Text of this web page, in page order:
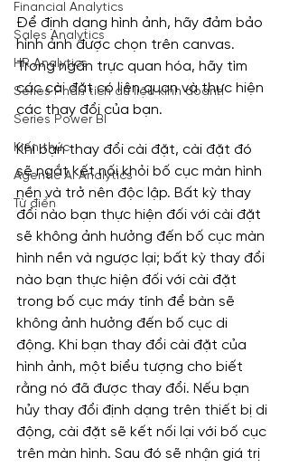
Financial Analytics
Sales Analytics
HR Analytics
Series Phân tích dữ liệu kinh doanh
Series Power BI
Kiến thức
Agentic AI Analytics
Từ điển
Để định dạng hình ảnh, hãy đảm bảo
hình ảnh được chọn trên canvas.
Trong ngăn trực quan hóa, hãy tìm
các cài đặt có liên quan và thực hiện
các thay đổi của bạn.
Khi bạn thay đổi cài đặt, cài đặt đó
sẽ ngắt kết nối khỏi bố cục màn hình
nền và trở nên độc lập. Bất kỳ thay
đổi nào bạn thực hiện đối với cài đặt
sẽ không ảnh hưởng đến bố cục màn
hình nền và ngược lại; bất kỳ thay đổi
nào bạn thực hiện đối với cài đặt
trong bố cục máy tính để bàn sẽ
không ảnh hưởng đến bố cục di
động. Khi bạn thay đổi cài đặt của
hình ảnh, một biểu tượng cho biết
rằng nó đã được thay đổi. Nếu bạn
hủy thay đổi định dạng trên thiết bị di
động, cài đặt sẽ kết nối lại với bố cục
trên màn hình. Sau đó sẽ nhận giá trị